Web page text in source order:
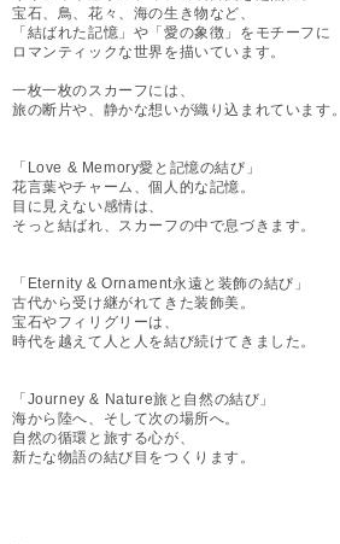
宝石、鳥、花々、海の生き物など、
「結ばれた記憶」や「愛の象徴」をモチーフに
ロマンティックな世界を描いています。
一枚一枚のスカーフには、
旅の断片や、静かな想いが織り込まれています。
「Love & Memory愛と記憶の結び」
花言葉やチャーム、個人的な記憶。
目に見えない感情は、
そっと結ばれ、スカーフの中で息づきます。
「Eternity & Ornament永遠と装飾の結び」
古代から受け継がれてきた装飾美。
宝石やフィリグリーは、
時代を越えて人と人を結び続けてきました。
「Journey & Nature旅と自然の結び」
海から陸へ、そして次の場所へ。
自然の循環と旅する心が、
新たな物語の結び目をつくります。